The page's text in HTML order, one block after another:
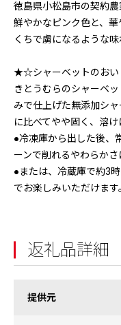
徳島県小松島市の契約農
鮮やかなピンク色と、
くちで虜になるような味
★☆シャーベットのお
きとうむらのシャーベ
みで仕上げた無添加シ
に比べてやや固く、溶け
●冷凍庫から出した後、
ーンで削れるやわらかさ
●または、冷蔵庫で約3
でお楽しみいただけます
返礼品詳細
提供元